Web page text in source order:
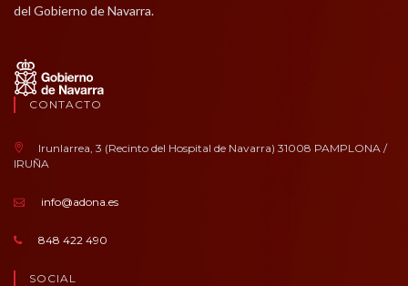
del Gobierno de Navarra.
CONTACTO
Irunlarrea, 3 (Recinto del Hospital de Navarra) 31008 PAMPLONA /
IRUÑA
info@adona.es
848 422 490
SOCIAL